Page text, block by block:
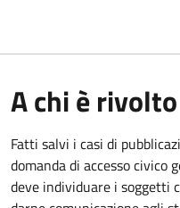
A chi è rivolto
Fatti salvi i casi di
domanda di accesso civico
deve individuare i soggetti